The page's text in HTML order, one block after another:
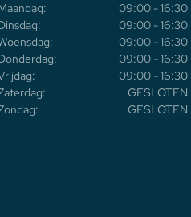
09:00 - 16:30
09:00 - 16:30
09:00 - 16:30
09:00 - 16:30
09:00 - 16:30
GESLOTEN
GESLOTEN